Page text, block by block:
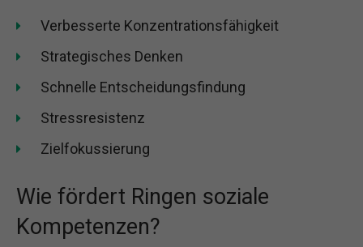
Verbesserte Konzentrationsfähigkeit
Strategisches Denken
Schnelle Entscheidungsfindung
Stressresistenz
Zielfokussierung
Wie fördert Ringen soziale
Kompetenzen?